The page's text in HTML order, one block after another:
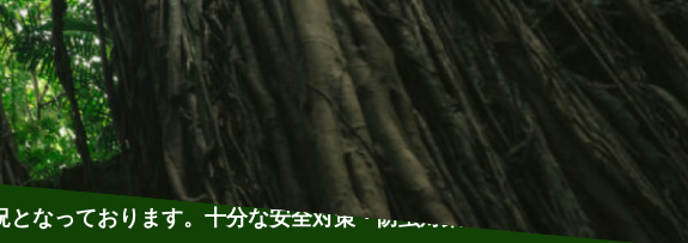
なっております。十分な安全対策・防虫対策・熱中症